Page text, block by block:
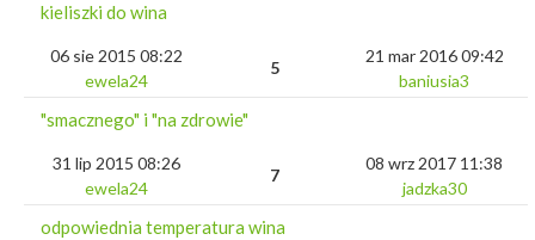
kieliszki do wina
06 sie 2015 08:22
ewela24
5
21 mar 2016 09:42
baniusia3
"smacznego" i "na zdrowie"
31 lip 2015 08:26
ewela24
7
08 wrz 2017 11:38
jadzka30
odpowiednia temperatura wina